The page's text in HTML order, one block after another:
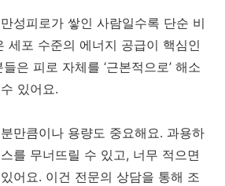
성피로가 쌓인 사람일수록 단순 비
세포 수준의 에너지 공급이 핵심인
은 피로 자체를 ‘근본적으로’ 해소
있어요.
만큼이나 용량도 중요해요. 과용하
를 무너뜨릴 수 있고, 너무 적으면
어요. 이건 전문의 상담을 통해 조